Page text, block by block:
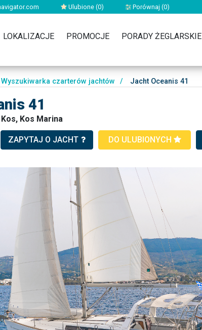
Ulubione (0) Porównaj (0)
LOKALIZACJE PROMOCJE PORADY ŻEGLARSKIE
Wyszukiwarka czarterów jachtów / Jacht Oceanis 41
41
Kos Marina
ZAPYTAJ O JACHT DO ULUBIONYCH